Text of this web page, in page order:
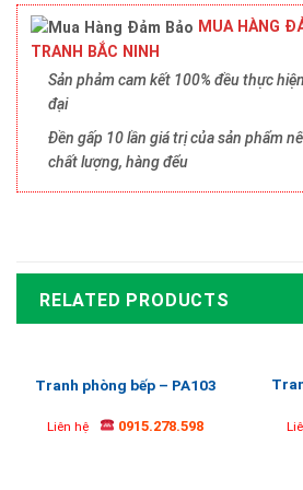
MUA HÀNG
TRANH BẮC NINH
Sản phảm cam kết 100% đều thực
đại
Đền gấp 10 lần giá trị của sản phẩm
chất lượng, hàng đểu
RELATED PRODUCTS
Tranh phòng bếp – PA103
Liên hệ 0915.278.598